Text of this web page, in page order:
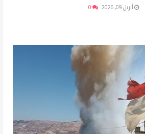
أبريل 09, 2026